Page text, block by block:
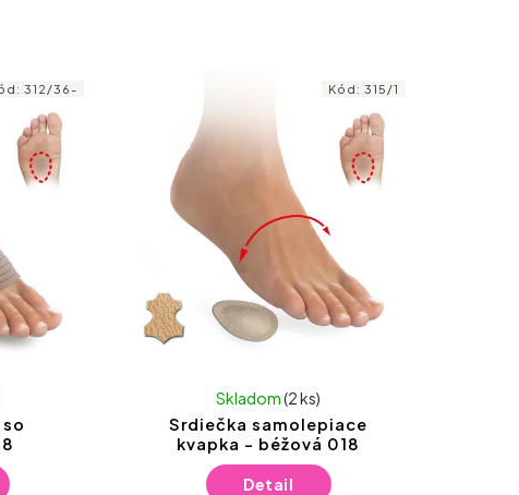
312/36-
Srdiečka samolepiace
kvapka - béžová 018
Skladom(2 ks)
Detail
Kód:315/1